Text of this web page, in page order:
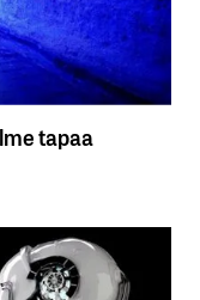
tapaa